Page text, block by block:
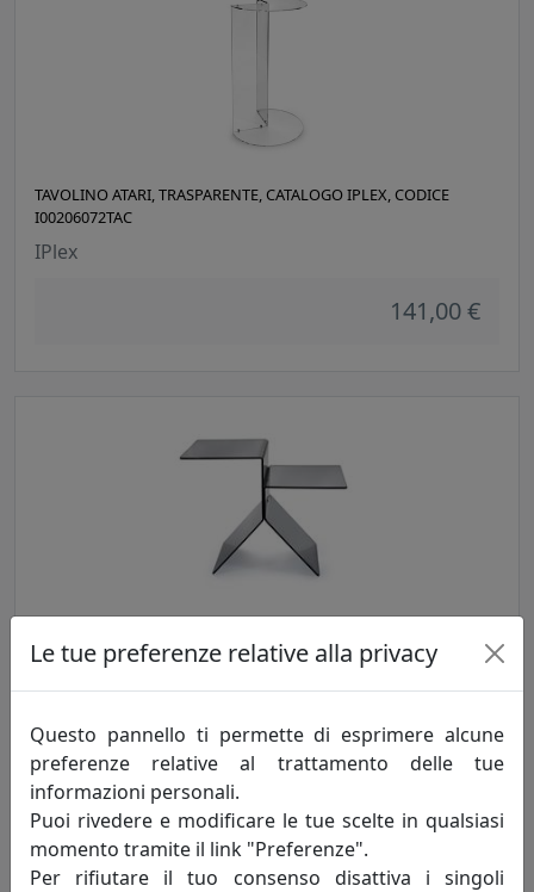
TAVOLINO ATARI, TRASPARENTE, CATALOGO IPLEX, CODICE
I00206072TAC
IPlex
141,00 €
I00206073T74
IPlex
120,00 €
Le tue preferenze relative alla privacy
Questo pannello ti permette di esprimere alcune
preferenze relative al trattamento delle tue
informazioni personali.
Puoi rivedere e modificare le tue scelte in qualsiasi
momento tramite il link "Preferenze".
Per rifiutare il tuo consenso disattiva i singoli